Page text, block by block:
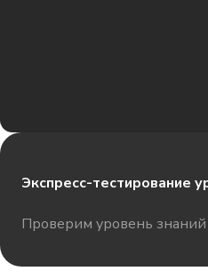
Экспресс-тестирование
Проверим уровень